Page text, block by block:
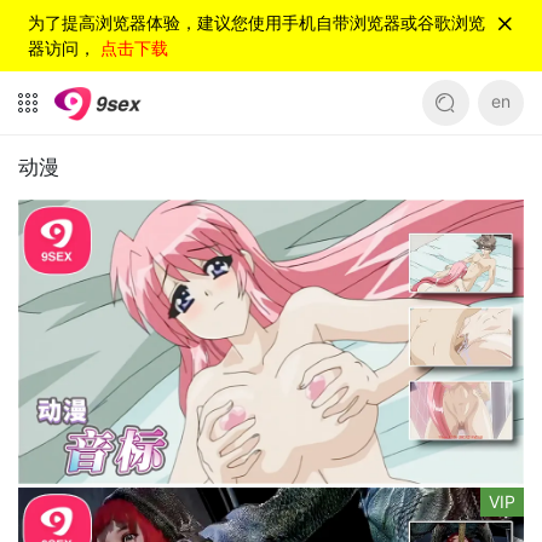
为了提高浏览器体验，建议您使用手机自带浏览器或谷歌浏览
器访问， 点击下载
en
动漫
VIP